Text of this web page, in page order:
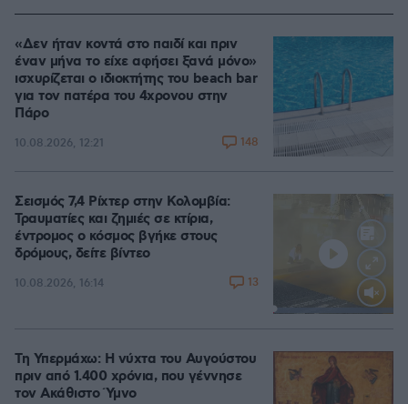
«Δεν ήταν κοντά στο παιδί και πριν
έναν μήνα το είχε αφήσει ξανά μόνο»
ισχυρίζεται ο ιδιοκτήτης του beach bar
για τον πατέρα του 4χρονου στην
Πάρο
10.08.2026, 12:21 148
Σεισμός 7,4 Ρίχτερ στην Κολομβία:
Τραυματίες και ζημιές σε κτίρια,
έντρομος ο κόσμος βγήκε στους
δρόμους, δείτε βίντεο
10.08.2026, 16:14 13
Τη Υπερμάχω: Η νύχτα του Αυγούστου
πριν από 1.400 χρόνια, που γέννησε
τον Ακάθιστο Ύμνο